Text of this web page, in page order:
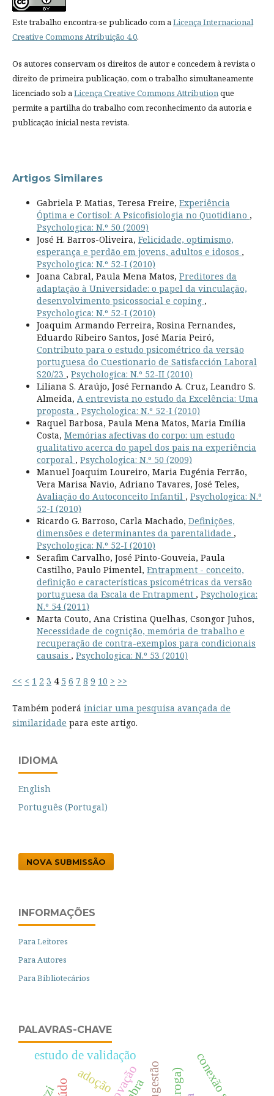
Este trabalho encontra-se publicado com aLicença Internacional
Creative Commons Atribuição 4.0.
Os autores conservam os direitos de autor e concedem à revista o
direito de primeira publicação, com o trabalho simultaneamente
licenciado sob aLicença Creative Commons Attributionque
permite a partilha do trabalho com reconhecimento da autoria e
publicação inicial nesta revista.
Artigos Similares
Gabriela P. Matias, Teresa Freire, Experiência
Óptima e Cortisol: A Psicofisiologia no Quotidiano ,
Psychologica: N.º 50 (2009)
José H. Barros-Oliveira, Felicidade, optimismo,
esperança e perdão em jovens, adultos e idosos ,
Psychologica: N.º 52-I (2010)
Joana Cabral, Paula Mena Matos, Preditores da
adaptação à Universidade: o papel da vinculação,
desenvolvimento psicossocial e coping ,
Psychologica: N.º 52-I (2010)
Joaquim Armando Ferreira, Rosina Fernandes,
Eduardo Ribeiro Santos, José Maria Peiró,
Contributo para o estudo psicométrico da versão
portuguesa do Cuestionario de Satisfacción Laboral
S20/23 , Psychologica: N.º 52-II (2010)
Liliana S. Araújo, José Fernando A. Cruz, Leandro S.
Almeida, A entrevista no estudo da Excelência: Uma
proposta , Psychologica: N.º 52-I (2010)
Raquel Barbosa, Paula Mena Matos, Maria Emília
Costa, Memórias afectivas do corpo: um estudo
qualitativo acerca do papel dos pais na experiência
corporal , Psychologica: N.º 50 (2009)
Manuel Joaquim Loureiro, Maria Eugénia Ferrão,
Vera Marisa Navio, Adriano Tavares, José Teles,
Avaliação do Autoconceito Infantil , Psychologica: N.º
52-I (2010)
Ricardo G. Barroso, Carla Machado, Definições,
dimensões e determinantes da parentalidade ,
Psychologica: N.º 52-I (2010)
Serafim Carvalho, José Pinto-Gouveia, Paula
Castilho, Paulo Pimentel, Entrapment - conceito,
definição e características psicométricas da versão
portuguesa da Escala de Entrapment , Psychologica:
N.º 54 (2011)
Marta Couto, Ana Cristina Quelhas, Csongor Juhos,
Necessidade de cognição, memória de trabalho e
recuperação de contra-exemplos para condicionais
causais , Psychologica: N.º 53 (2010)
<< < 1 2 3 4 5 6 7 8 9 10 > >>
Também poderá iniciar uma pesquisa avançada de
similaridade para este artigo.
IDIOMA
English
Português (Portugal)
NOVA SUBMISSÃO
INFORMAÇÕES
Para Leitores
Para Autores
Para Bibliotecários
PALAVRAS-CHAVE
estudo de validação
adoção